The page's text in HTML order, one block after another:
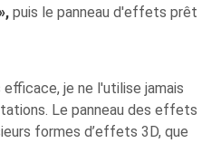
puis le panneau d'effets prêt
je ne l'utilise jamais
Le panneau des effets
formes d’effets 3D, que